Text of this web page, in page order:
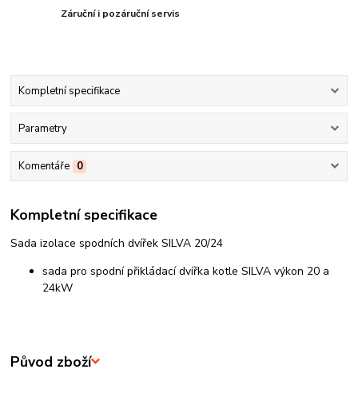
Záruční i pozáruční servis
Kompletní specifikace
Parametry
Komentáře 0
Kompletní specifikace
Sada izolace spodních dvířek SILVA 20/24
sada pro spodní přikládací dvířka kotle SILVA výkon 20 a
24kW
Původ zboží